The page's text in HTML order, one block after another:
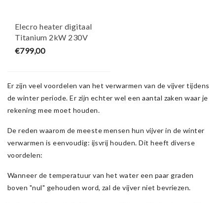
Elecro heater digitaal
Titanium 2kW 230V
AquaForte
€799,00
Er zijn veel voordelen van het verwarmen van de vijver tijdens
de winter periode. Er zijn echter wel een aantal zaken waar je
rekening mee moet houden.
De reden waarom de meeste mensen hun vijver in de winter
verwarmen is eenvoudig: ijsvrij houden. Dit heeft diverse
voordelen:
Wanneer de temperatuur van het water een paar graden
boven "nul" gehouden word, zal de vijver niet bevriezen.